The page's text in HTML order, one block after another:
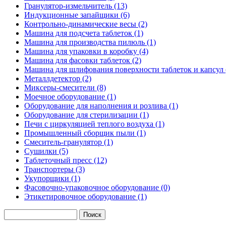
Гранулятор-измельчитель (13)
Индукционные запайщики (6)
Контрольно-динамические весы (2)
Машина для подсчета таблеток (1)
Машина для производства пилюль (1)
Машина для упаковки в коробку (4)
Машина для фасовки таблеток (2)
Машина для шлифования поверхности таблеток и капсул
Металлдетектор (2)
Миксеры-смесители (8)
Моечное оборудование (1)
Оборудование для наполнения и розлива (1)
Оборудование для стерилизации (1)
Печи с циркуляцией теплого воздуха (1)
Промышленный сборщик пыли (1)
Смеситель-гранулятор (1)
Сушилки (5)
Таблеточный пресс (12)
Транспортеры (3)
Укупорщики (1)
Фасовочно-упаковочное оборудование (0)
Этикетировочное оборудование (1)